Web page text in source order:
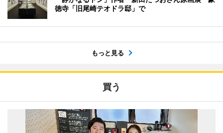
徳寺「旧尾崎テオドラ邸」で
もっと見る
買う